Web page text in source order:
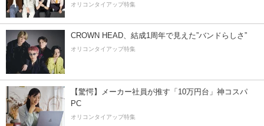
オリコンタイアップ特集
CROWN HEAD、結成1周年で見えた”バンドらしさ”
オリコンタイアップ特集
【驚愕】メーカー社員が推す「10万円台」神コスパ
PC
オリコンタイアップ特集